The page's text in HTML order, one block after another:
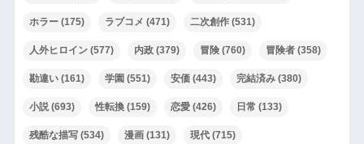
ホラー(175) ラブコメ (471) 二次創作(531)
人外ヒロイン(577) 内政(379) 冒険(760) 冒険者(358)
勘違い(161) 学園 (551) 安価(443) 完結済み(380)
小説(693) 性転換(159) 恋愛(426) 日常 (133)
残酷な描写(534) 漫画(131) 現代(715)